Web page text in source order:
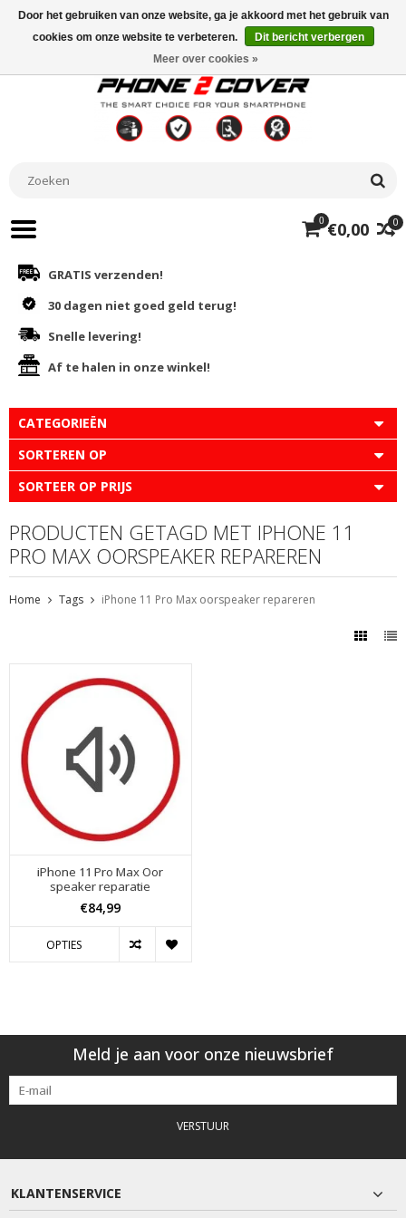
0
0 €0,00
GRATIS verzenden!
30 dagen niet goed geld terug!
Snelle levering!
Af te halen in onze winkel!
CATEGORIEËN
SORTEREN OP
SORTEER OP PRIJS
PRODUCTEN GETAGD MET IPHONE 11
PRO MAX OORSPEAKER REPAREREN
Home Tags iPhone 11 Pro Max oorspeaker repareren
iPhone 11 Pro Max Oor
speaker reparatie
€84,99
OPTIES
Meld je aan voor onze nieuwsbrief
VERSTUUR
KLANTENSERVICE
Door het gebruiken van onze website, ga je akkoord met het gebruik van
cookies om onze website te verbeteren.
Dit bericht verbergen
Meer over cookies »